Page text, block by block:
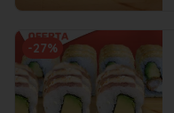
-27%